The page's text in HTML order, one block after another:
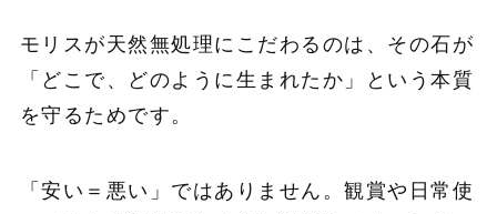
モリスが天然無処理にこだわるのは、その石が
「どこで、どのように生まれたか」という本質
を守るためです。
「安い＝悪い」ではありません。観賞や日常使